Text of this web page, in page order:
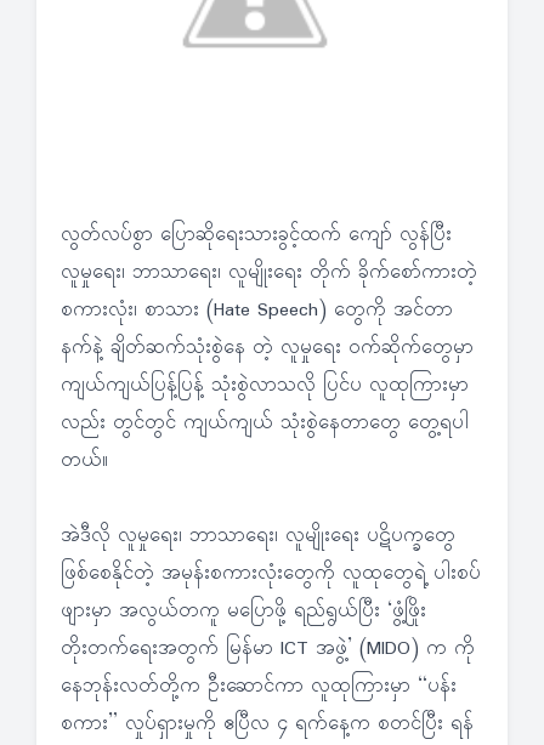
လွတ်လပ်စွာ ပြောဆိုရေးသားခွင့်ထက် ကျော် လွန်ပြီး
လူမှုရေး၊ ဘာသာရေး၊ လူမျိုးရေး တိုက် ခိုက်စော်ကားတဲ့
စကားလုံး၊ စာသား (Hate Speech) တွေကို အင်တာ
နက်နဲ့ ချိတ်ဆက်သုံးစွဲနေ တဲ့ လူမှုရေး ဝက်ဆိုက်တွေမှာ
ကျယ်ကျယ်ပြန့်ပြန့် သုံးစွဲလာသလို ပြင်ပ လူထုကြားမှာ
လည်း တွင်တွင် ကျယ်ကျယ် သုံးစွဲနေတာတွေ တွေ့ရပါ
တယ်။
အဲဒီလို လူမှုရေး၊ ဘာသာရေး၊ လူမျိုးရေး ပဋိပက္ခတွေ
ဖြစ်စေနိုင်တဲ့ အမုန်းစကားလုံးတွေကို လူထုတွေရဲ့ ပါးစပ်
ဖျားမှာ အလွယ်တကူ မပြောဖို့ ရည်ရွယ်ပြီး ‘ဖွံ့ဖြိုး
တိုးတက်ရေးအတွက် မြန်မာ ICT အဖွဲ့’ (MIDO) က ကို
နေဘုန်းလတ်တို့က ဦးဆောင်ကာ လူထုကြားမှာ “ပန်း
စကား” လှုပ်ရှားမှုကို ဧပြီလ ၄ ရက်နေ့က စတင်ပြီး ရန်